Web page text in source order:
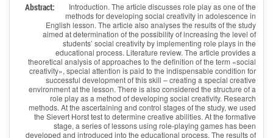
Abstract:
Introduction. The article discusses role play as one of the
methods for developing social creativity in adolescence in
English lesson. The article also analyses the results of the study
aimed at determination of the possibility of increasing the level of
students’ social creativity by implementing role plays in the
educational process. Literature review. The article provides a
theoretical analysis of approaches to the definition of the term «social
creativity», special attention is paid to the indispensable condition for
successful development of this skill – creating a special creative
environment at the lesson. There is also considered the structure of a
role play as a method of developing social creativity. Research
methods. At the ascertaining and control stages of the study, we used
the Sievert Horst test to determine creative abilities. At the formative
stage, a series of lessons using role-playing games has been
developed and introduced into the educational process. The results of